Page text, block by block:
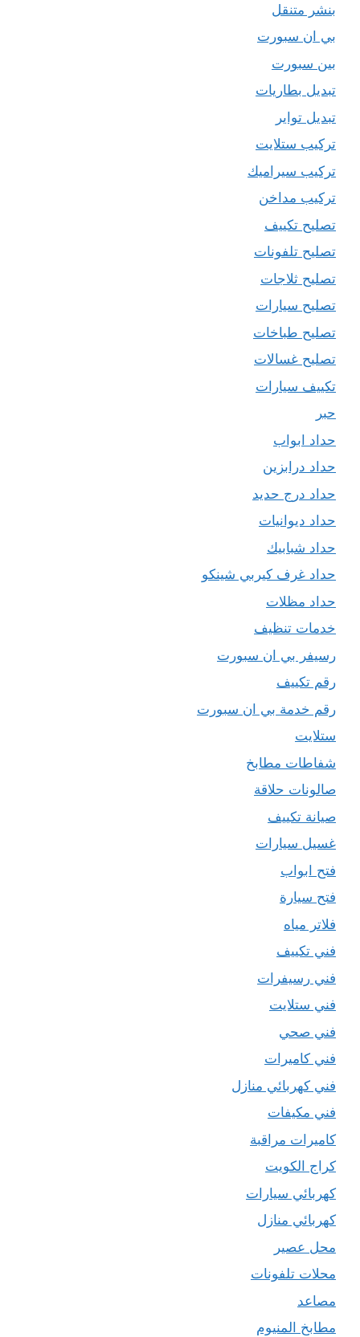
بنشر متنقل
بي ان سبورت
بين سبورت
تبديل بطاريات
تبديل تواير
تركيب ستلايت
تركيب سيراميك
تركيب مداخن
تصليح تكييف
تصليح تلفونات
تصليح ثلاجات
تصليح سيارات
تصليح طباخات
تصليح غسالات
تكييف سيارات
حبر
حداد ابواب
حداد درابزين
حداد درج حديد
حداد ديوانيات
حداد شبابيك
حداد غرف كيربي شينكو
حداد مظلات
خدمات تنظيف
رسيفر بي ان سبورت
رقم تكييف
رقم خدمة بي ان سبورت
ستلايت
شفاطات مطابخ
صالونات حلاقة
صيانة تكييف
غسيل سيارات
فتح ابواب
فتح سيارة
فلاتر مياه
فني تكييف
فني رسيفرات
فني ستلايت
فني صحي
فني كاميرات
فني كهربائي منازل
فني مكيفات
كاميرات مراقبة
كراج الكويت
كهربائي سيارات
كهربائي منازل
محل عصير
محلات تلفونات
مصاعد
مطابخ المنيوم